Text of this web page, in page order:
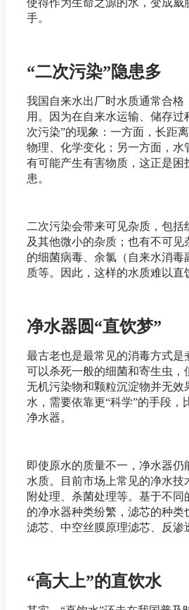
使得作为生命之源的水，变成威
手。
“二次污染”隐患多
我国自来水出厂时水质通常合格
用。因为在自来水运输、储存过
次污染”的现象：一方面，长距
物理、化学变化；另一方面，水
有可能产生有害物质，这正是困
患。
二次污染会带来可见杂质，包括
及其他微小的杂质；也有不可见
的细菌病毒、余氯（自来水消毒
质等。因此，这样的水质难以直
净水器圆“直饮梦”
最古老也是最常见的消毒方式是
可以杀死一般的细菌和寄生虫，
无机污染物和颗粒沉淀物并无效
水，需要依靠更“科学”的手段，
净水器。
即使原水的质量不一，净水器仍
水质。目前市场上常见的净水技
附处理、杀菌处理等。基于不同
的净水器种类纷繁，滤芯的种类
滤芯、中空丝膜原理滤芯、反渗
“高大上”的直饮水